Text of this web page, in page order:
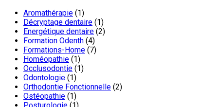
Aromathérapie (1)
Décryptage dentaire (1)
Energétique dentaire (2)
Formation Odenth (4)
Formations-Home (7)
Homéopathie (1)
Occlusodontie (1)
Odontologie (1)
Orthodontie Fonctionnelle (2)
Ostéopathie (1)